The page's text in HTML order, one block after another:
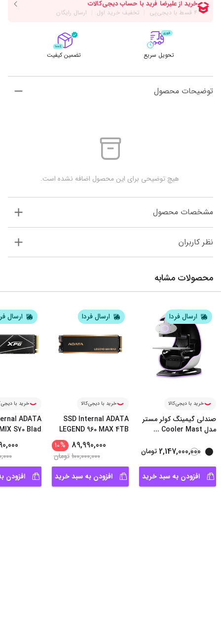
تحویل سریع تضمین کیفیت
توضیحات محصول
هیچ توضیحی برای این محصول اضافه نشده است.
مشخصات محصول
نظر کاربران
محصولات مشابه
ارسال فردا
خرید با دیجی‌کالا
صندلی گیمینگ کولر مستر
مدل Cooler Mast
...
2,147,000,000 تومان
افزودن به سبد خرید
ارسال فردا
خرید با دیجی‌کالا
SSD Internal ADATA
LEGEND 960 MAX 4TB
89,990,000
%
10
100,000,000تومان
افزودن به سبد خرید
ارسال
خرید با
ADATA
S70 Blad
افزودن